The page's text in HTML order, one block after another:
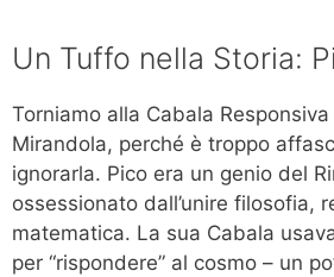
Un Tuffo nella Storia:
Torniamo alla Cabala
Mirandola, perché è troppo
ignorarla. Pico era un genio del
ossessionato dall’unire filosofia,
matematica. La sua Cabala
per “rispondere” al cosmo – un